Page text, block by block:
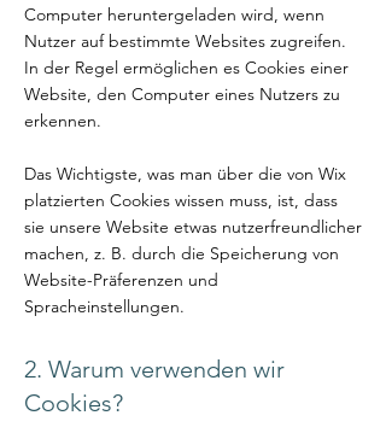
Computer heruntergeladen wird, wenn
Nutzer auf bestimmte Websites zugreifen.
In der Regel ermöglichen es Cookies einer
Website, den Computer eines Nutzers zu
erkennen.
Das Wichtigste, was man über die von Wix
platzierten Cookies wissen muss, ist, dass
sie unsere Website etwas nutzerfreundlicher
machen, z. B. durch die Speicherung von
Website-Präferenzen und
Spracheinstellungen.
2. Warum verwenden wir
Cookies?